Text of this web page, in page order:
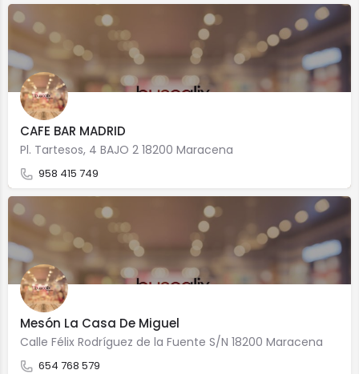
CAFE BAR MADRID
Pl. Tartesos, 4 BAJO 2 18200 Maracena
958 415 749
Mesón La Casa De Miguel
Calle Félix Rodríguez de la Fuente S/N 18200 Maracena
654 768 579